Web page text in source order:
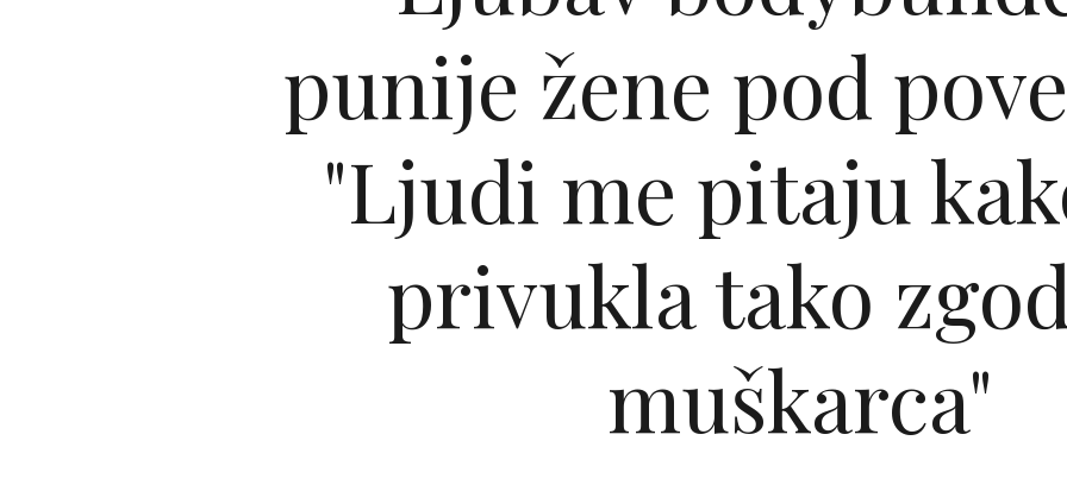
punije žene pod
"Ljudi me pitaju
privukla tako
muškarca"